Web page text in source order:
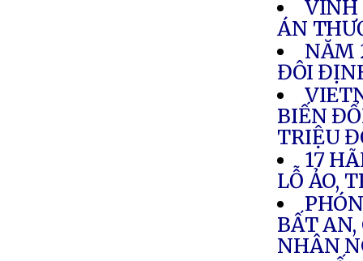
VĨNH
ÁN
NĂM
ĐÔI
BIẾN
TRIỆU
17
LỖ ẢO,
BẤT AN,
NHÂN